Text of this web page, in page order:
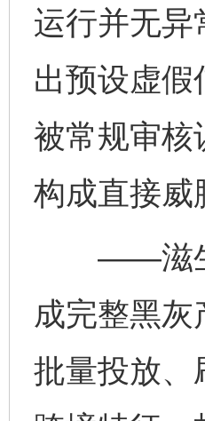
运行并无异
出预设虚
被常规审核
构成直接威
——滋生蔓
成完整黑
批量投放、